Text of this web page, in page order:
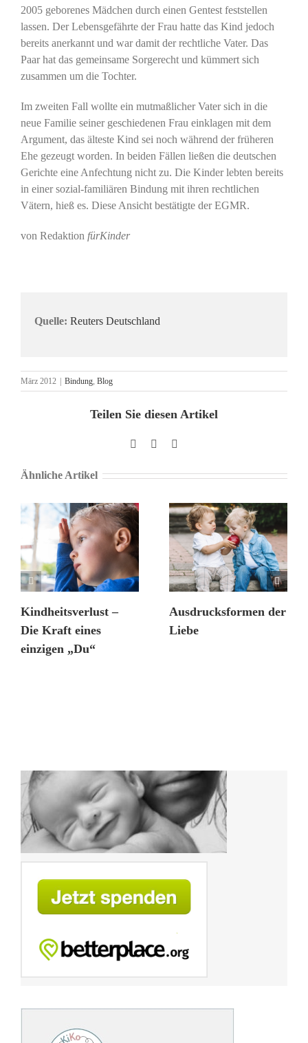
2005 geborenes Mädchen durch einen Gentest feststellen
lassen. Der Lebensgefährte der Frau hatte das Kind jedoch
bereits anerkannt und war damit der rechtliche Vater. Das
Paar hat das gemeinsame Sorgerecht und kümmert sich
zusammen um die Tochter.
Im zweiten Fall wollte ein mutmaßlicher Vater sich in die
neue Familie seiner geschiedenen Frau einklagen mit dem
Argument, das älteste Kind sei noch während der früheren
Ehe gezeugt worden. In beiden Fällen ließen die deutschen
Gerichte eine Anfechtung nicht zu. Die Kinder lebten bereits
in einer sozial-familiären Bindung mit ihren rechtlichen
Vätern, hieß es. Diese Ansicht bestätigte der EGMR.
von Redaktion fürKinder
Quelle: Reuters Deutschland
März 2012 | Bindung Blog
Teilen Sie diesen Artikel
Facebook
Ähnliche Artikel
Kindheitsverlust –
Die Kraft eines
einzigen „Du“
Ausdrucksformen der
Liebe